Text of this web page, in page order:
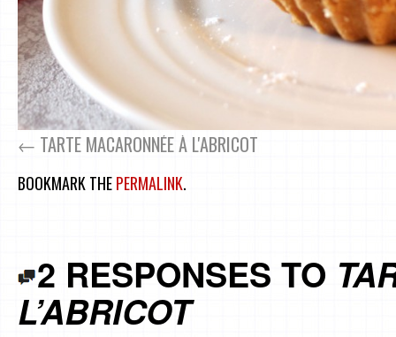
TARTE MACARONNÉE À L'ABRICOT
BOOKMARK THEPERMALINK.
2 RESPONSES TO
L’ABRICOT